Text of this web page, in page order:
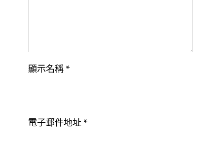
顯示名稱 *
電子郵件地址 *